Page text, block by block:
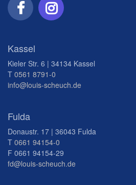
Kassel
Kieler Str. 6 | 34134 Kassel
T 0561 8791-0
info@louis-scheuch.de
Fulda
Donaustr. 17 | 36043 Fulda
T 0661 94154-0
F 0661 94154-29
fd@louis-scheuch.de